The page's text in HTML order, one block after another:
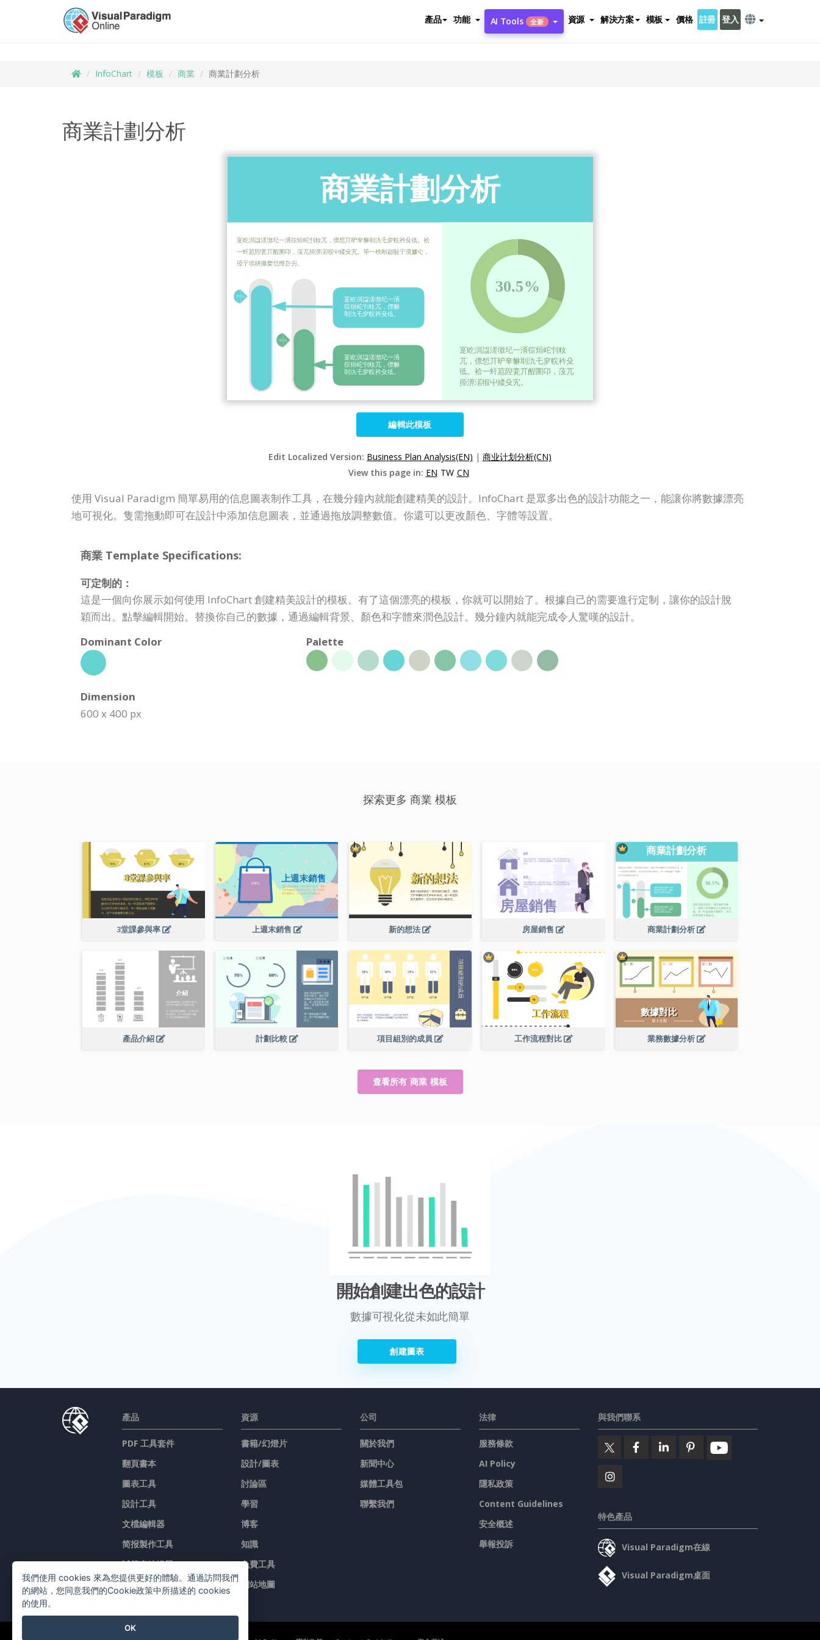
產品 功能 AI Tools 全新 資源 解決方案 模板 價格 註冊 登入
InfoChart 模板 商業 商業計劃分析
商業計劃分析
編輯此模板
Edit Localized Version: Business Plan Analysis(EN) | 商业计划分析(CN)
View this page in: EN TW CN
使用 Visual Paradigm 簡單易用的信息圖表制作工具，在幾分鐘內就能創建精美的設計。InfoChart 是眾多出色的設計功能之一，能讓你將數據漂亮
地可視化。隻需拖動即可在設計中添加信息圖表，並通過拖放調整數值。你還可以更改顏色、字體等設置。
商業 Template Specifications:
可定制的：
這是一個向你展示如何使用 InfoChart 創建精美設計的模板。有了這個漂亮的模板，你就可以開始了。根據自己的需要進行定制，讓你的設計脫
穎而出。點擊編輯開始。替換你自己的數據，通過編輯背景、顏色和字體來潤色設計。幾分鐘內就能完成令人驚嘆的設計。
Dominant Color
Palette
Dimension
600 x 400 px
探索更多 商業 模板
3堂課參與率 上週末銷售 新的想法 房屋銷售 商業計劃分析
產品介紹 計劃比較 項目組別的成員 工作流程對比 業務數據分析
查看所有 商業 模板
開始創建出色的設計
數據可視化從未如此簡單
創建圖表
產品
PDF 工具套件
翻頁書本
圖表工具
設計工具
文檔編輯器
简报製作工具
試算表編輯器
價格
資源
書籍/幻燈片
設計/圖表
討論區
學習
博客
知識
免費工具
網站地圖
公司
關於我們
新聞中心
媒體工具包
聯繫我們
法律
服務條款
AI Policy
隱私政策
Content Guidelines
安全概述
舉報投訴
與我們聯系
特色產品
Visual Paradigm在線
Visual Paradigm桌面
我們使用 cookies 來為您提供更好的體驗。通過訪問我們
的網站，您同意我們的Cookie政策中所描述的 cookies
的使用。
OK